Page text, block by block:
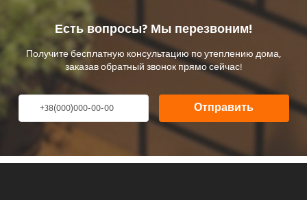
Есть вопросы? Мы перезвоним!
Получите бесплатную консультацию по утеплению дома,
заказав обратный звонок прямо сейчас!
Отправить